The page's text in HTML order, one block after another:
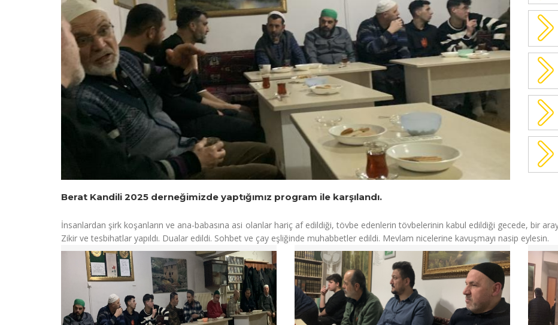
Berat Kandili 2025 derneğimizde yaptığımız program ile karşılandı.
İnsanlardan şirk koşanların ve ana-babasına asi olanlar hariç af edildiği, tövbe edenlerin tövbelerinin kabul edildiği gecede, bir
Zikir ve tesbihatlar yapıldı. Dualar edildi. Sohbet ve çay eşliğinde muhabbetler edildi. Mevlam nicelerine kavuşmayı nasip eylesin.